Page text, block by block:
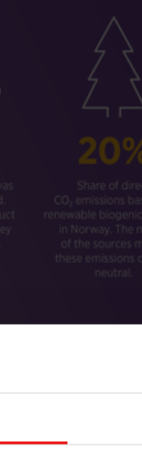
具有推动新绿色技